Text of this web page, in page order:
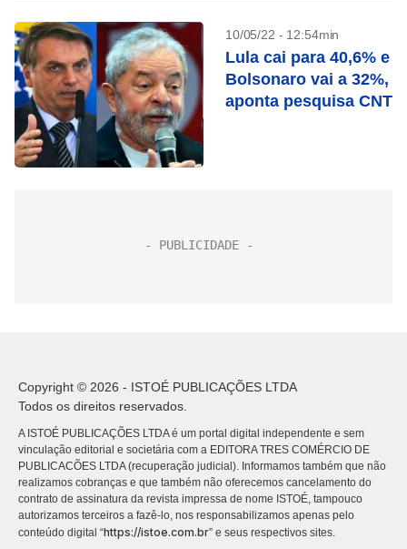
10/05/22 - 12:54min
Lula cai para 40,6% e
Bolsonaro vai a 32%,
aponta pesquisa CNT
Copyright © 2026 - ISTOÉ PUBLICAÇÕES LTDA
Todos os direitos reservados.
A ISTOÉ PUBLICAÇÕES LTDA é um portal digital independente e sem
vinculação editorial e societária com a EDITORA TRES COMÉRCIO DE
PUBLICACÕES LTDA (recuperação judicial). Informamos também que não
realizamos cobranças e que também não oferecemos cancelamento do
contrato de assinatura da revista impressa de nome ISTOÉ, tampouco
autorizamos terceiros a fazê-lo, nos responsabilizamos apenas pelo
conteúdo digital “https://istoe.com.br” e seus respectivos sites.